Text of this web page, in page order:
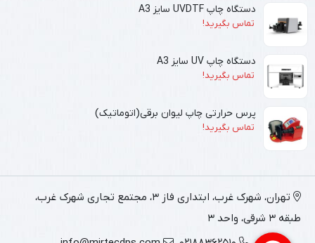
دستگاه چاپ UVDTF سایز A3
تماس بگیرید!
دستگاه چاپ UV سایز A3
تماس بگیرید!
پرس حرارتی چاپ لیوان برقی(اتوماتیک)
تماس بگیرید!
تهران، شهرک غرب، ابتداری فاز 3، مجتمع تجاری شهرک غرب،
طبقه 3 شرقی، واحد 3